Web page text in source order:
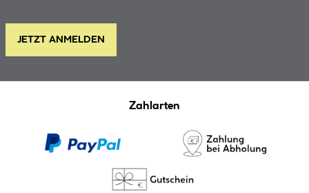
JETZT ANMELDEN
Zahlarten